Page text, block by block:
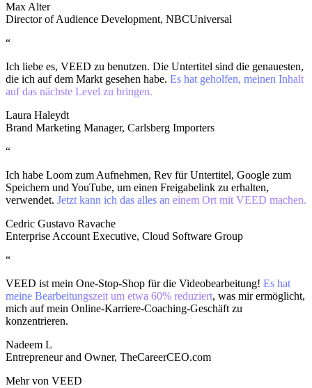
Max Alter
Director of Audience Development, NBCUniversal
“
Ich liebe es, VEED zu benutzen. Die Untertitel sind die genauesten,
die ich auf dem Markt gesehen habe. Es hat geholfen, meinen Inhalt
auf das nächste Level zu bringen.
Laura Haleydt
Brand Marketing Manager, Carlsberg Importers
“
Ich habe Loom zum Aufnehmen, Rev für Untertitel, Google zum
Speichern und YouTube, um einen Freigabelink zu erhalten,
verwendet. Jetzt kann ich das alles an einem Ort mit VEED machen.
Cedric Gustavo Ravache
Enterprise Account Executive, Cloud Software Group
“
VEED ist mein One-Stop-Shop für die Videobearbeitung! Es hat
meine Bearbeitungszeit um etwa 60% reduziert, was mir ermöglicht,
mich auf mein Online-Karriere-Coaching-Geschäft zu
konzentrieren.
Nadeem L
Entrepreneur and Owner, TheCareerCEO.com
Mehr von VEED